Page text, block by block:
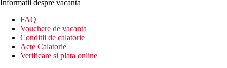
Informatii despre vacanta
FAQ
Vouchere de vacanta
Conditii de calatorie
Acte Calatorie
Verificare si plata online